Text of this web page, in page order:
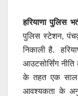
हरियाणा पुलिस
पुलिस स्टेशन,
निकाली है.
आउटसोर्सिंग
के तहत एक साल
आवश्यकता के